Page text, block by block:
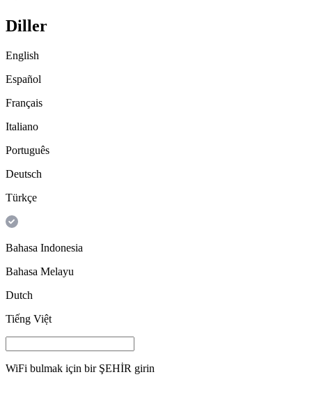
Diller
English
Español
Français
Italiano
Português
Deutsch
Türkçe
Bahasa Indonesia
Bahasa Melayu
Dutch
Tiếng Việt
WiFi bulmak için bir ŞEHİR girin